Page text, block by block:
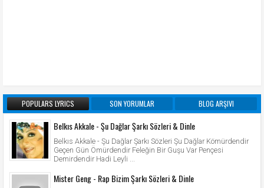
POPULARS LYRICS SON YORUMLAR BLOG ARŞIVI
Belkıs Akkale - Şu Dağlar Şarkı Sözleri & Dinle
Belkıs Akkale - Şu Dağlar Şarkı Sözleri Şu Dağlar Kömürdendir
Geçen Gün Ömürdendir Feleğin Bir Guşu Var Pençesi
Demirdendir Hadi Leyli ...
Mister Geng - Rap Bizim Şarkı Sözleri & Dinle